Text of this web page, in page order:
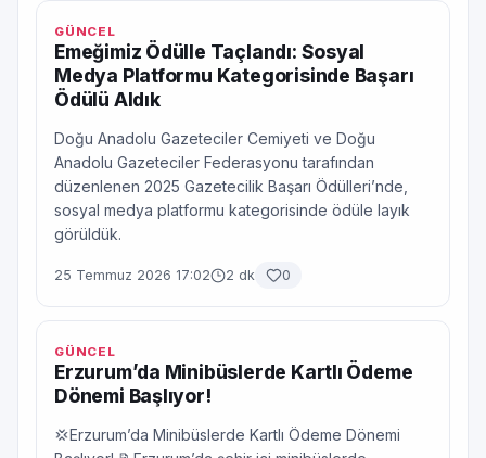
GÜNCEL
Emeğimiz Ödülle Taçlandı: Sosyal
Medya Platformu Kategorisinde Başarı
Ödülü Aldık
Doğu Anadolu Gazeteciler Cemiyeti ve Doğu
Anadolu Gazeteciler Federasyonu tarafından
düzenlenen 2025 Gazetecilik Başarı Ödülleri’nde,
sosyal medya platformu kategorisinde ödüle layık
görüldük.
25 Temmuz 2026 17:02 2 dk 0
GÜNCEL
Erzurum’da Minibüslerde Kartlı Ödeme
Dönemi Başlıyor!
💢Erzurum’da Minibüslerde Kartlı Ödeme Dönemi